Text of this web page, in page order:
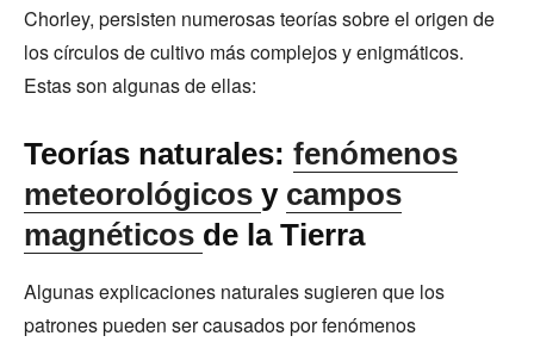
Chorley, persisten numerosas teorías sobre el origen de
los círculos de cultivo más complejos y enigmáticos.
Estas son algunas de ellas:
Teorías naturales: fenómenos
meteorológicos y campos
magnéticos de la Tierra
Algunas explicaciones naturales sugieren que los
patrones pueden ser causados por fenómenos